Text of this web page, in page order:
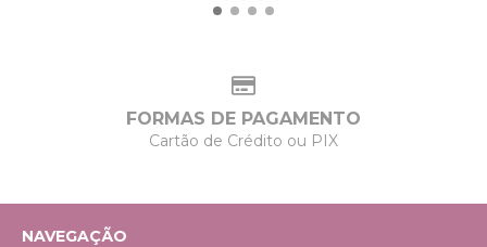
FORMAS DE PAGAMENTO
Cartão de Crédito ou PIX
NAVEGAÇÃO